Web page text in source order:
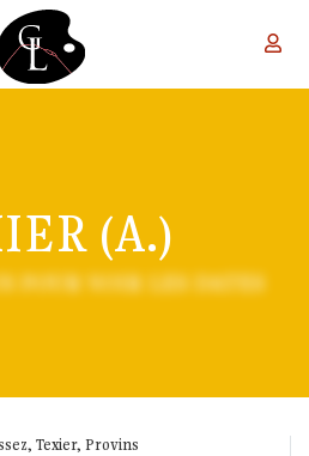
(A.)
POUR VOIR LES DATES
Texier, Provins